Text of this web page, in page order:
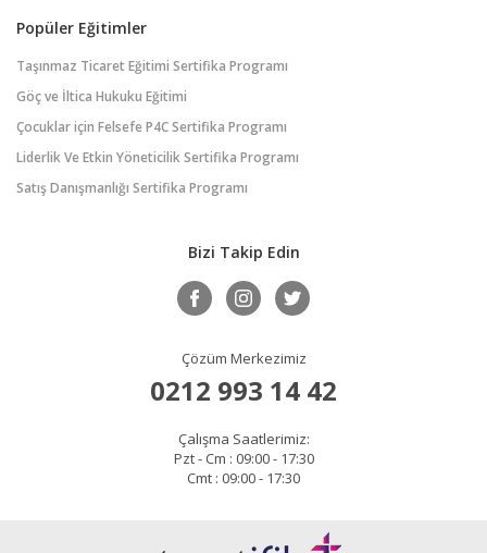
Popüler Eğitimler
Taşınmaz Ticaret Eğitimi Sertifika Programı
Göç ve İltica Hukuku Eğitimi
Çocuklar için Felsefe P4C Sertifika Programı
Liderlik Ve Etkin Yöneticilik Sertifika Programı
Satış Danışmanlığı Sertifika Programı
Bizi Takip Edin
Çözüm Merkezimiz
0212 993 14 42
Çalışma Saatlerimiz:
Pzt - Cm : 09:00 - 17:30
Cmt : 09:00 - 17:30